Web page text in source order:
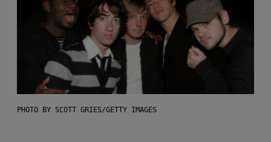
PHOTO BY SCOTT GRIES/GETTY IMAGES